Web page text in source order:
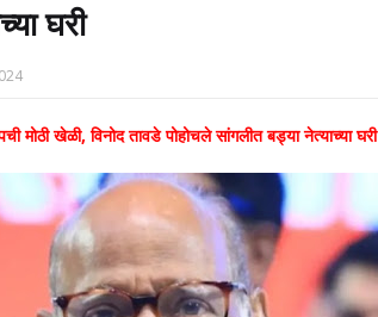
घरी
मोठी खेळी, विनोद तावडे पोहोचले सांगलीत बड्या नेत्याच्या घरी